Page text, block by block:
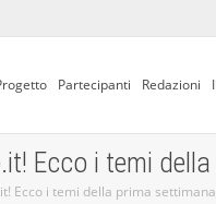
Partecipanti Redazioni
Ecco i temi
Ecco i temi della prima